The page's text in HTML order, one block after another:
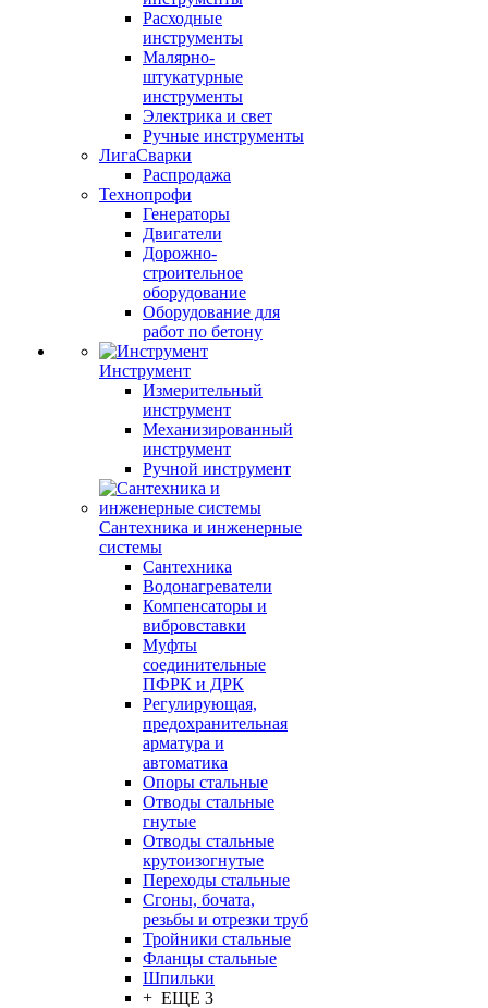
Расходные
инструменты
Малярно-
штукатурные
инструменты
Электрика и свет
Ручные инструменты
ЛигаСварки
Распродажа
Технопрофи
Генераторы
Двигатели
Дорожно-
строительное
оборудование
Оборудование для
работ по бетону
Инструмент
Измерительный
инструмент
Механизированный
инструмент
Ручной инструмент
Сантехника и инженерные
системы
Сантехника
Водонагреватели
Компенсаторы и
вибровставки
Муфты
соединительные
ПФРК и ДРК
Регулирующая,
предохранительная
арматура и
автоматика
Опоры стальные
Отводы стальные
гнутые
Отводы стальные
крутоизогнутые
Переходы стальные
Сгоны, бочата,
резьбы и отрезки труб
Тройники стальные
Фланцы стальные
Шпильки
+ ЕЩЕ 3